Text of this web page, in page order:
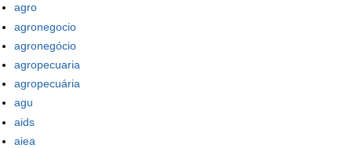
agro
agronegocio
agronegócio
agropecuaria
agropecuária
agu
aids
aiea